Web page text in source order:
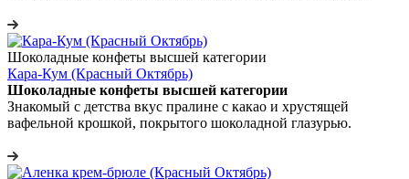
Шоколадные конфеты высшей категории
Кара-Кум (Красный Октябрь)
Шоколадные конфеты высшей категории
Знакомый с детства вкус пралине с какао и хрустящей
вафельной крошкой, покрытого шоколадной глазурью.